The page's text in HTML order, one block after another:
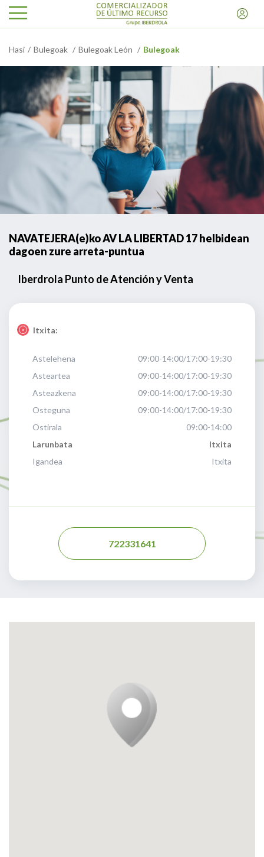
Hasi Bulegoak Bulegoak León Bulegoak
NAVATEJERA(e)ko AV LA LIBERTAD 17 helbidean
dagoen zure arreta-puntua
Iberdrola Punto de Atención y Venta
Itxita:
Astelehena
09:00-14:00/17:00-19:30
Asteartea
09:00-14:00/17:00-19:30
Asteazkena
09:00-14:00/17:00-19:30
Osteguna
09:00-14:00/17:00-19:30
Ostirala
09:00-14:00
Larunbata
Itxita
Igandea
Itxita
722331641